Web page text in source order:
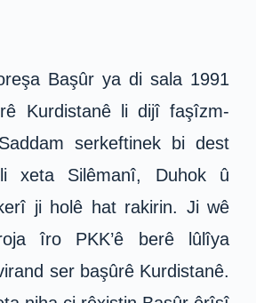
Başûr ya di sala 1991
Kurdistanê li dijî faşîzm-
serkeftinek bi dest
xeta Silêmanî, Duhok û
ji holê hat rakirin. Ji wê
îro PKK’ê berê lûlîya
ser başûrê Kurdistanê.